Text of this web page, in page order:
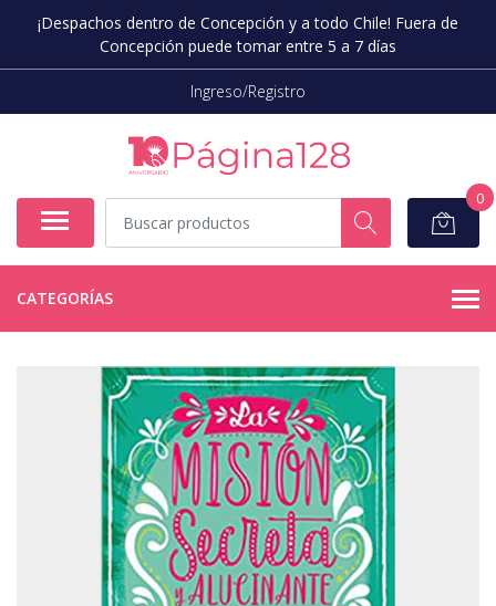
¡Despachos dentro de Concepción y a todo Chile! Fuera de
Concepción puede tomar entre 5 a 7 días
Ingreso/Registro
0
CATEGORÍAS